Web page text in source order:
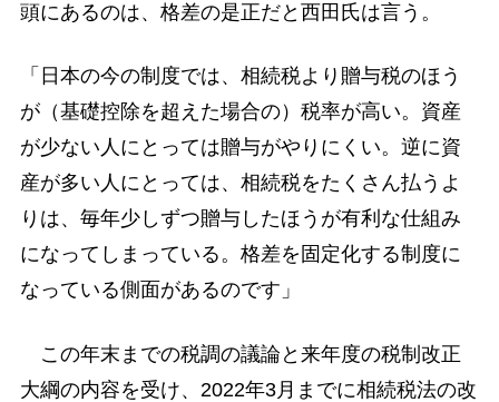
頭にあるのは、格差の是正だと西田氏は言う。
「日本の今の制度では、相続税より贈与税のほう
が（基礎控除を超えた場合の）税率が高い。資産
が少ない人にとっては贈与がやりにくい。逆に資
産が多い人にとっては、相続税をたくさん払うよ
りは、毎年少しずつ贈与したほうが有利な仕組み
になってしまっている。格差を固定化する制度に
なっている側面があるのです」
この年末までの税調の議論と来年度の税制改正
大綱の内容を受け、2022年3月までに相続税法の改